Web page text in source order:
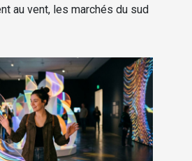
au vent, les marchés du sud